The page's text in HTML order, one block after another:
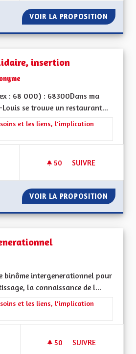
VOIR LA PROPOSITION
insertion
: 68 000) : 68300Dans ma
Louis se trouve un restaurant...
la catégorie : Les solidarités, les soins
et les liens, l'implication
50 50 ABONNÉS
SUIVRE
VOIR LA PROPOSITION
binôme intergenerationnel pour
la connaissance de l...
la catégorie : Les solidarités, les soins
et les liens, l'implication
50 50 ABONNÉS
SUIVRE